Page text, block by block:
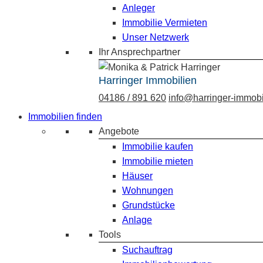
Anleger
Immobilie Vermieten
Unser Netzwerk
Ihr Ansprechpartner
Harringer Immobilien
04186 / 891 620 info@harringer-
Immobilien finden
Angebote
Immobilie kaufen
Immobilie mieten
Häuser
Wohnungen
Grundstücke
Anlage
Tools
Suchauftrag